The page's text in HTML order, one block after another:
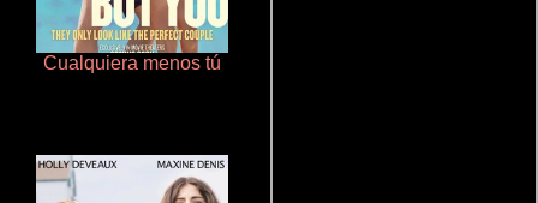
Cualquiera menos tú